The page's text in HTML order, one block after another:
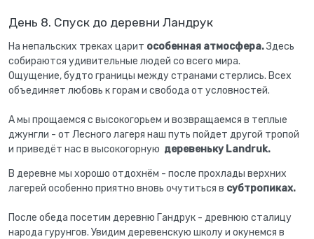
День 8. Спуск до деревни Ландрук
На непальских треках царит особенная атмосфера.Здесь
собираются удивительные людей со всего мира.
Ощущение, будто границы между странами стерлись. Всех
объединяет любовь к горам и свобода от условностей.
А мы прощаемся с высокогорьем и возвращаемся в теплые
джунгли - от Лесного лагеря наш путь пойдет другой тропой
и приведёт нас в высокогорную деревеньку Landruk.
В деревне мы хорошо отдохнём - после прохлады верхних
лагерей особенно приятно вновь очутиться в субтропиках.
После обеда посетим деревню Гандрук - древнюю сталицу
народа гурунгов. Увидим деревенскую школу и окунемся в